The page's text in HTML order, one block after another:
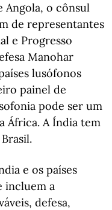
Angola, o cônsul
de representantes
e Progresso
Manohar
lusófonos
painel de
pode ser um
África. A Índia tem
e os países
incluem a
defesa,